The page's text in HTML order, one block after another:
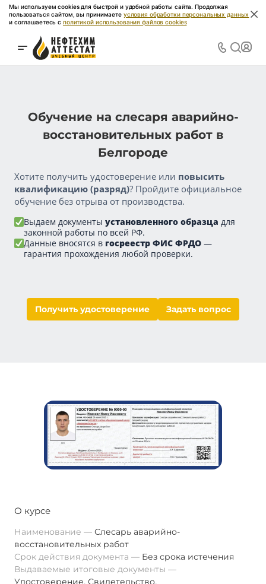
Мы используем cookies для быстрой и удобной работы сайта. Продолжая
пользоваться сайтом, вы принимаете условия обработки персональных данных
и соглашаетесь с политикой использования файлов cookies
Обучение на слесаря аварийно-
восстановительных работ в
Белгороде
Хотите получить удостоверение или повысить
квалификацию (разряд)? Пройдите официальное
обучение без отрыва от производства.
Выдаем документы установленного образца для
законной работы по всей РФ.
Данные вносятся в госреестр ФИС ФРДО —
гарантия прохождения любой проверки.
Получить удостоверение Задать вопрос
О курсе
Наименование
Слесарь аварийно-
восстановительных работ
Срок действия документа
Без срока истечения
Выдаваемые итоговые документы
Удостоверение, Свидетельство,